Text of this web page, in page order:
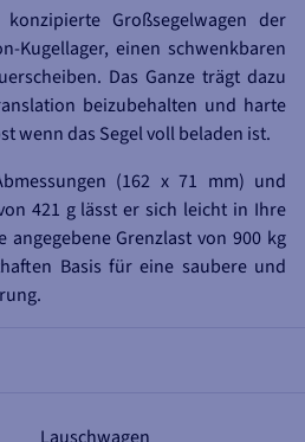
Großsegelwagen der
Kugellager, einen schwenkbaren
Das Ganze trägt dazu
beizubehalten und harte
wenn das Segel voll beladen ist.
(162 x 71 mm) und
421 g lässt er sich leicht in Ihre
angegebene Grenzlast von 900 kg
Basis für eine saubere und
FÜR DEN ZUG